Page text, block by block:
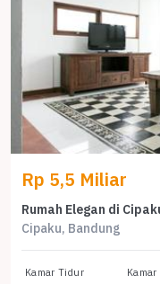
Rp 5,5 Miliar
Rumah Elegan di
Cipaku, Bandung
Kamar Tidur